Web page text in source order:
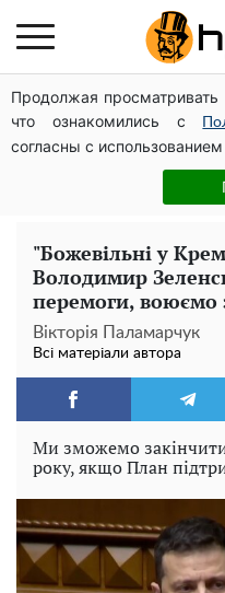
Продолжая
что ознакомились с
согласны с
Дрони із націнкою:
мільйони оборонного
Естонії
Олена Тополя злив
"Антитіла" Тарас
"Божевільні у
Володимир
перемоги, воюємо
Вікторія Паламарчук
Всі матеріали автора
Ми зможемо
року, якщо План